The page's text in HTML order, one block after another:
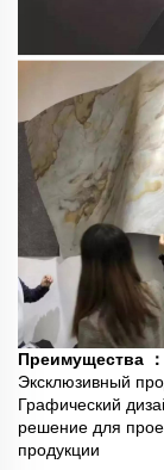
Преимущества ：
Эксклюзивный
Графический
решение для
продукции